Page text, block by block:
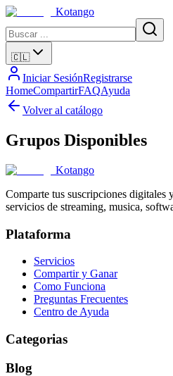
Kotango
🇨🇱
Iniciar SesiónRegistrarse
HomeCompartirFAQAyuda
Volver al catálogo
Grupos Disponibles
Kotango
Comparte tus suscripciones digitales
servicios de streaming, musica,
Plataforma
Servicios
Compartir y Ganar
Como Funciona
Preguntas Frecuentes
Centro de Ayuda
Categorias
Blog